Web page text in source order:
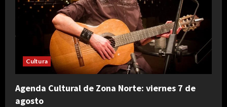
Cultura
Agenda Cultural de Zona Norte: viernes 7 de
agosto